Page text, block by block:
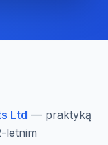
Ltd — praktyką
letnim